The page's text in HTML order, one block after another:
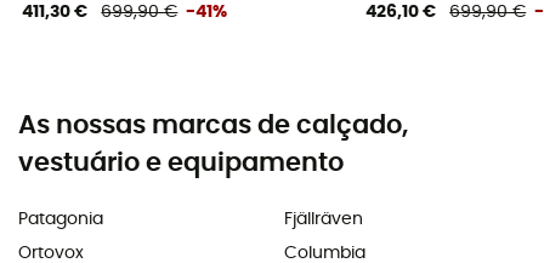
411,30 € 699,90 € -41% 426,10 € 699,90 € -
As nossas marcas de calçado,
vestuário e equipamento
Patagonia
Ortovox
Fjällräven
Columbia